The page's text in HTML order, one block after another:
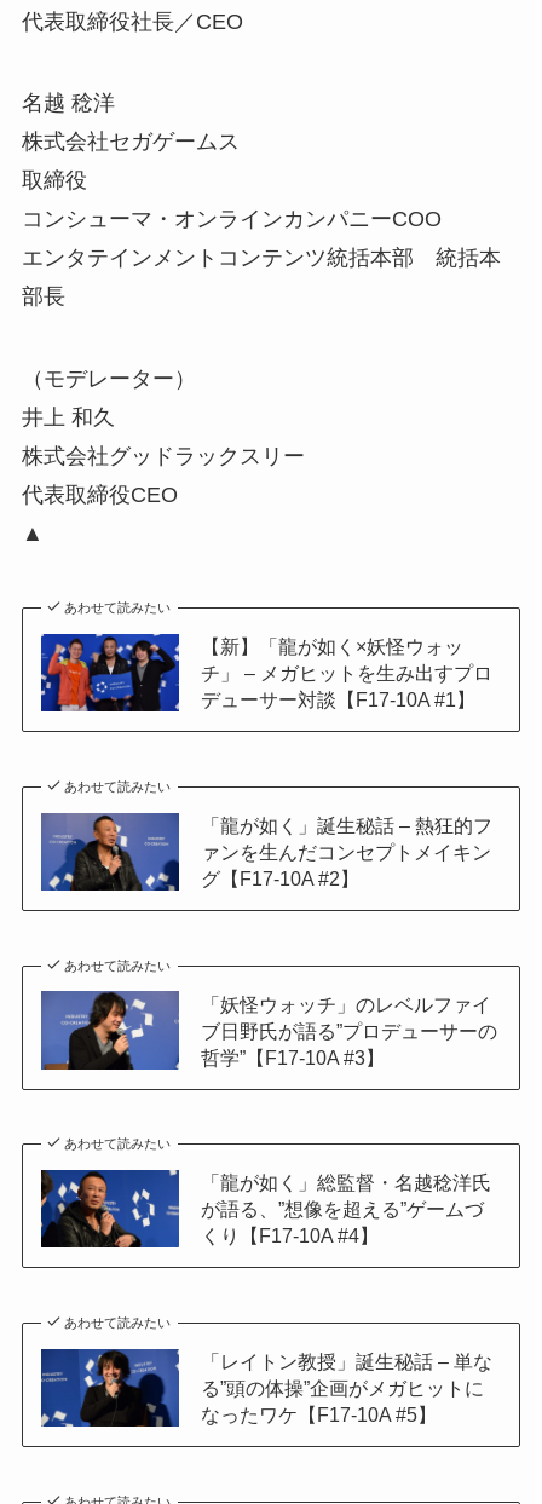
代表取締役社長／CEO
名越 稔洋
株式会社セガゲームス
取締役
コンシューマ・オンラインカンパニーCOO
エンタテインメントコンテンツ統括本部 統括本
部長
（モデレーター）
井上 和久
株式会社グッドラックスリー
代表取締役CEO
▲
あわせて読みたい
【新】「龍が如く×妖怪ウォッ
チ」 – メガヒットを生み出すプロ
デューサー対談【F17-10A #1】
あわせて読みたい
「龍が如く」誕生秘話 – 熱狂的フ
ァンを生んだコンセプトメイキン
グ【F17-10A #2】
あわせて読みたい
「妖怪ウォッチ」のレベルファイ
ブ日野氏が語る”プロデューサーの
哲学”【F17-10A #3】
あわせて読みたい
「龍が如く」総監督・名越稔洋氏
が語る、”想像を超える”ゲームづ
くり【F17-10A #4】
あわせて読みたい
「レイトン教授」誕生秘話 – 単な
る”頭の体操”企画がメガヒットに
なったワケ【F17-10A #5】